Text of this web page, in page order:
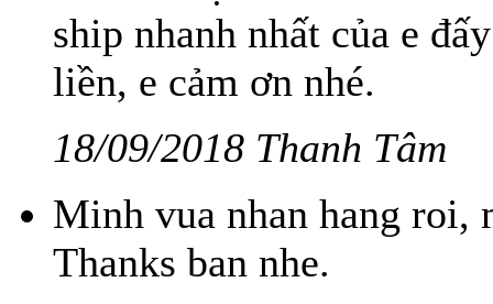
ship nhanh nhất của e
liền, e cảm ơn nhé.
18/09/2018 Thanh Tâm
Minh vua nhan hang roi,
Thanks ban nhe.